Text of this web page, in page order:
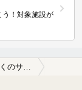
う！対象施設が
深戸駅近くのサウナ施設おすすめ(2026年版)